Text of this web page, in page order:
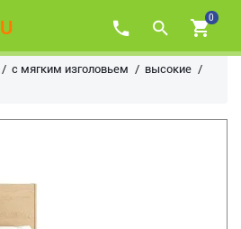
0
с мягким изголовьем
высокие